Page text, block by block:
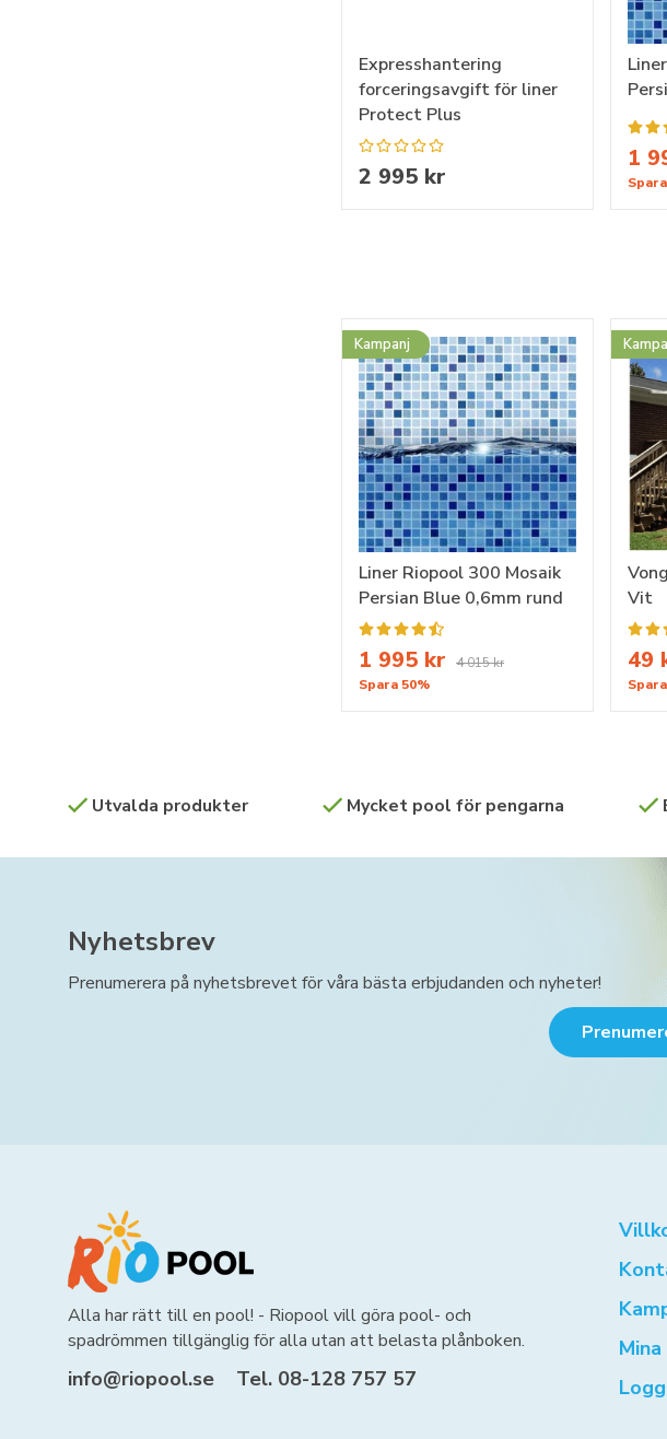
Expresshantering
forceringsavgift för liner
Protect Plus
2 995 kr
1
Kampanj
Liner Riopool 300 Mosaik
Persian Blue 0,6mm rund
1 995 kr
4 015 kr
Spara 50%
Vit
49
Utvalda produkter Mycket pool för pengarna
Nyhetsbrev
Prenumerera på nyhetsbrevet för våra bästa erbjudanden och nyheter!
Alla har rätt till en pool! - Riopool vill göra pool- och
spadrömmen tillgänglig för alla utan att belasta plånboken.
info@riopool.se Tel. 08-128 757 57